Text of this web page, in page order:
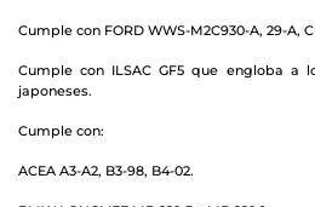
Cumple con FORD WWS-M2C930-A, 29-A,
Cumple con ILSAC GF5 que engloba a
japoneses.
Cumple con:
ACEA A3-A2, B3-98, B4-02.